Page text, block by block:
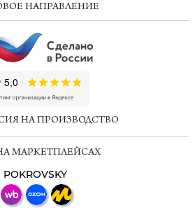
НАПРАВЛЕНИЕ
НА ПРОИЗВОДСТВО
МАРКЕТПЛЕЙСАХ
POKROVSKY